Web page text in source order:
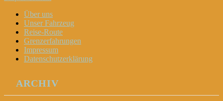
Über uns
Unser Fahrzeug
Reise-Route
Grenzerfahrungen
Impressum
Datenschutzerklärung
ARCHIV